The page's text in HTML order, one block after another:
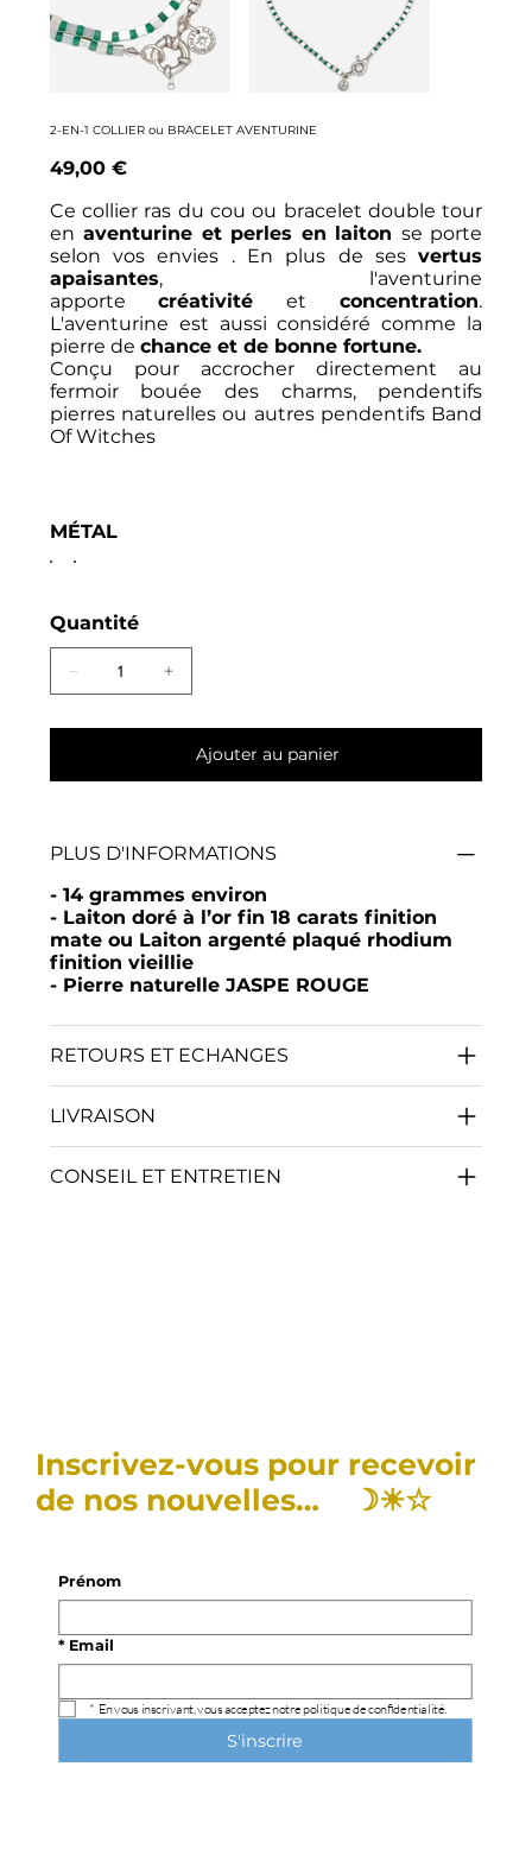
2-EN-1 COLLIER ou BRACELET AVENTURINE
Prix
49,00 €
Ce collier ras du cou ou bracelet double tour
en aventurine et perles en laiton se porte
selon vos envies . En plus de sesvertus
apaisantes, l'aventurine
apportecréativité et concentration.
L'aventurine est aussi considéré comme la
pierre de chance et de bonne fortune.
Conçu pour accrocher directement au
fermoir bouée des charms, pendentifs
pierres naturelles ou autres pendentifs Band
Of Witches
MÉTAL
Quantité
Ajouter au panier
PLUS D'INFORMATIONS
- 14 grammes environ
- Laiton doré à l’or fin 18 carats finition
mate ou Laiton argenté plaqué rhodium
finition vieillie
- Pierre naturelle JASPE ROUGE
RETOURS ET ECHANGES
LIVRAISON
CONSEIL ET ENTRETIEN
Prénom
* Email
* En vous inscrivant, vous acceptez notre politique de confidentialité.
S'inscrire
Inscrivez-vous pour recevoir
de nos nouvelles… ☽☀︎☆